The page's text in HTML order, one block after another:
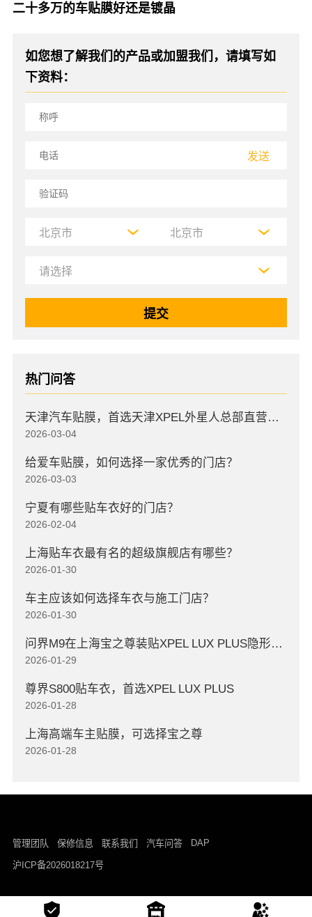
二十多万的车贴膜好还是镀晶
如您想了解我们的产品或加盟我们，请填写如
下资料：
发送
热门问答
天津汽车贴膜，首选天津XPEL外星人总部直营店，高口碑店
2026-03-04
给爱车贴膜，如何选择一家优秀的门店？
2026-03-03
宁夏有哪些贴车衣好的门店？
2026-02-04
上海贴车衣最有名的超级旗舰店有哪些？
2026-01-30
车主应该如何选择车衣与施工门店？
2026-01-30
问界M9在上海宝之尊装贴XPEL LUX PLUS隐形车衣
2026-01-29
尊界S800贴车衣，首选XPEL LUX PLUS
2026-01-28
上海高端车主贴膜，可选择宝之尊
2026-01-28
管理团队 保修信息 联系我们 汽车问答 DAP
沪ICP备2026018217号